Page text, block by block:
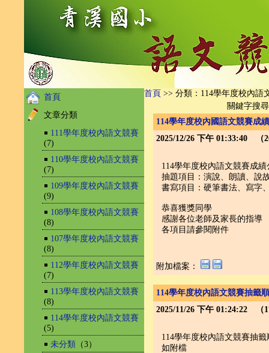
首頁
文章分類
￭ 111學年度校內語文競賽
(7)
￭ 110學年度校內語文競賽
(7)
￭ 109學年度校內語文競賽
(9)
￭ 108學年度校內語文競賽
(8)
￭ 107學年度校內語文競賽
(8)
￭ 112學年度校內語文競賽
(7)
￭ 113學年度校內語文競賽
(8)
￭ 114學年度校內語文競賽
(5)
￭ 未分類 （3）
首頁 >> 分類：114學年度校內語
關鍵字搜
114學年度校內國語文競賽成
2025/12/26 下午 01:33:40 （
114學年度校內語文競賽成績
抽題項目：演說、朗讀、說
書寫項目：硬筆書法、寫字
恭喜獲獎同學
感謝各位老師及家長的指導
各項目請參閱附件
附加檔案：
114學年度校內語文競賽抽籤
2025/11/26 下午 01:24:22 （
114學年度校內語文競賽抽
如附檔